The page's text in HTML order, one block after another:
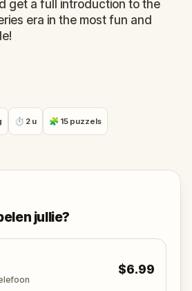
get a full introduction to the
era in the most fun and
the historical
you will visit the Belém
the Discoveries, Jeronimos
Pasteis de Belém and many
and hidden gems.
the best and the worst
⏱ 2 u 🧩 15 puzzels
jullie?
$6.99